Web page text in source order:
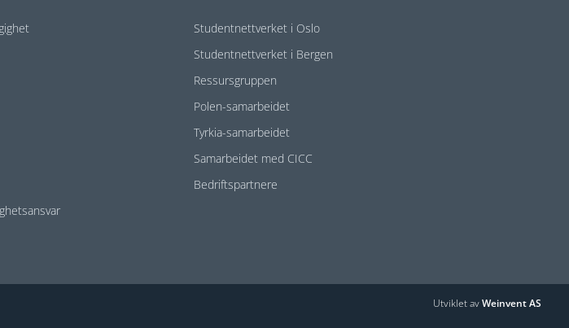
Studentnettverket i Oslo
Studentnettverket i Bergen
Ressursgruppen
Polen-samarbeidet
Tyrkia-samarbeidet
Samarbeidet med CICC
Bedriftspartnere
Utviklet avWeinvent AS